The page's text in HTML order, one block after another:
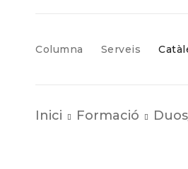
Columna Serveis
Inici Formació